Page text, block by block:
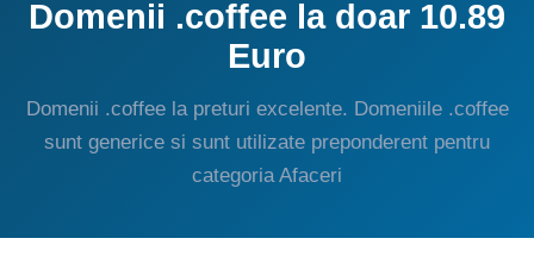
Domenii .coffee la doar 10.89
Euro
Domenii .coffee la preturi excelente. Domeniile .coffee
sunt generice si sunt utilizate preponderent pentru
categoria Afaceri